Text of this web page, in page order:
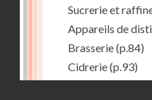
Sucrerie et
Appareils de
Brasserie(p.84)
Cidrerie(p.93)